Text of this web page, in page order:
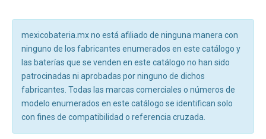
mexicobateria.mx no está afiliado de ninguna manera con
ninguno de los fabricantes enumerados en este catálogo y
las baterías que se venden en este catálogo no han sido
patrocinadas ni aprobadas por ninguno de dichos
fabricantes. Todas las marcas comerciales o números de
modelo enumerados en este catálogo se identifican solo
con fines de compatibilidad o referencia cruzada.